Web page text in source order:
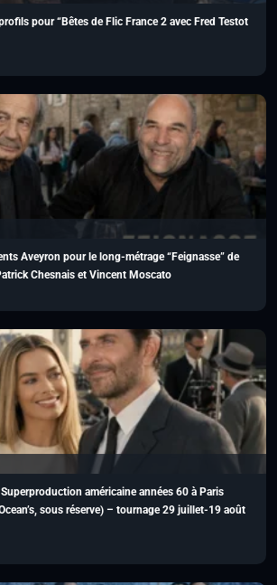
pour “Bêtes de Flic France 2 avec Fred Testot
Aveyron pour le long-métrage “Feignasse” de
Chesnais et Vincent Moscato
américaine années 60 à Paris
sous réserve) – tournage 29 juillet-19 août